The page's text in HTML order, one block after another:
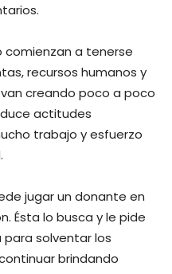
a tenerse
recursos humanos y
creando poco a poco
actitudes
trabajo y esfuerzo
jugar un donante en
Ésta lo busca y le pide
solventar los
brindando